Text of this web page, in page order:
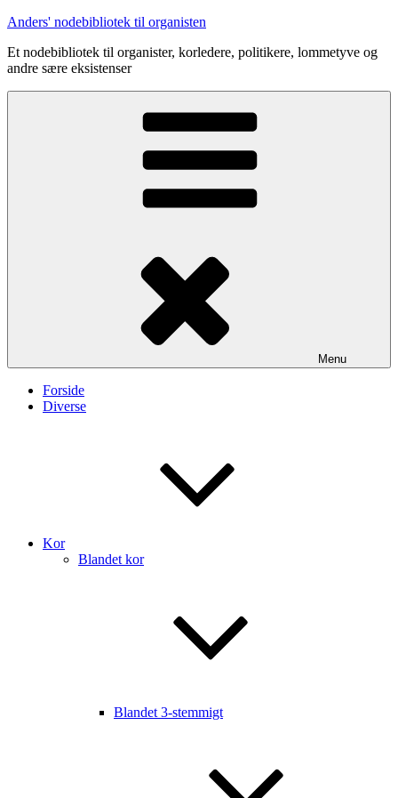
Videre
indhold
Anders' nodebibliotek til organisten
Et nodebibliotek til organister, korledere, politikere, lommetyve og
andre sære eksistenser
Menu
Forside
Diverse
Kor
Blandet kor
Blandet 3-stemmigt